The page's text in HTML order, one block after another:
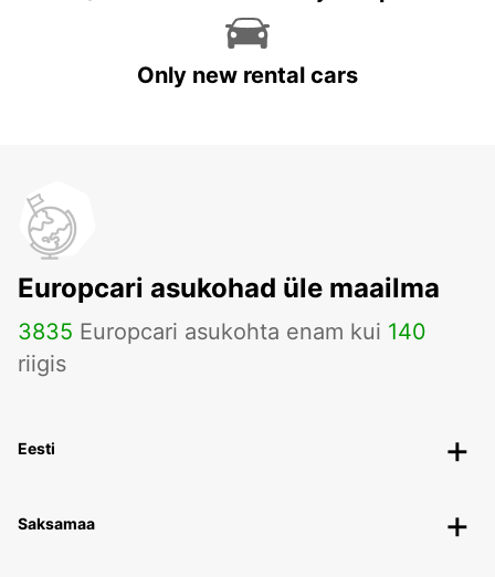
Only new rental cars
Europcari asukohad üle maailma
3835 Europcari asukohta enam kui 140
riigis
Eesti
Saksamaa